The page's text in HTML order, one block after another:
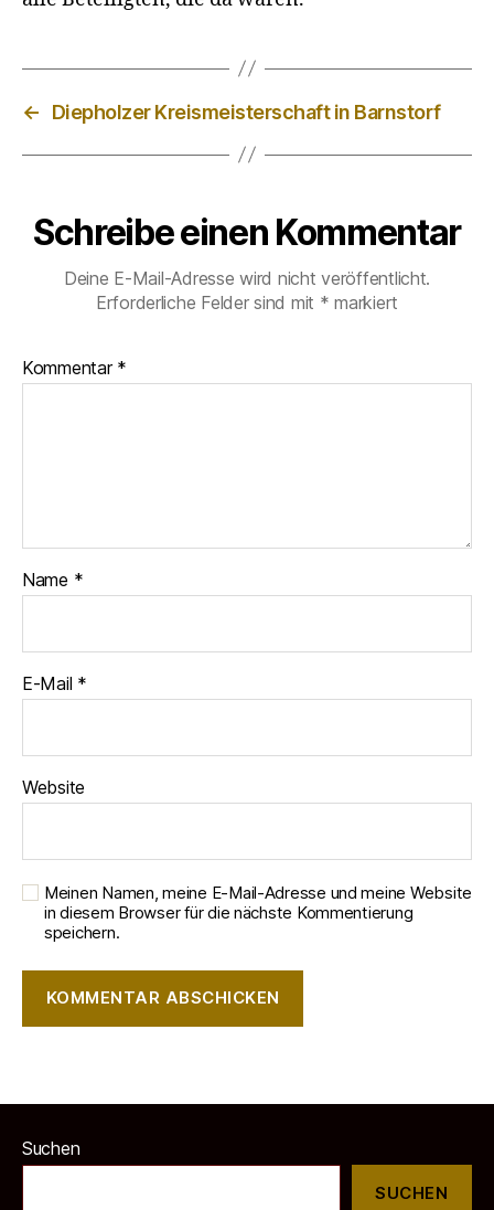
← Diepholzer Kreismeisterschaft in Barnstorf
Schreibe einen Kommentar
Deine E-Mail-Adresse wird nicht veröffentlicht.
Erforderliche Felder sind mit * markiert
Kommentar *
Name *
E-Mail *
Website
Meinen Namen, meine E-Mail-Adresse und meine Website
in diesem Browser für die nächste Kommentierung
speichern.
Suchen
SUCHEN